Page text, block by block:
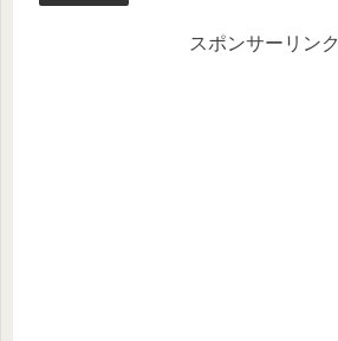
スポンサーリンク